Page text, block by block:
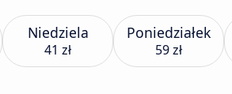
Niedziela
41 zł
Poniedziałek
59 zł